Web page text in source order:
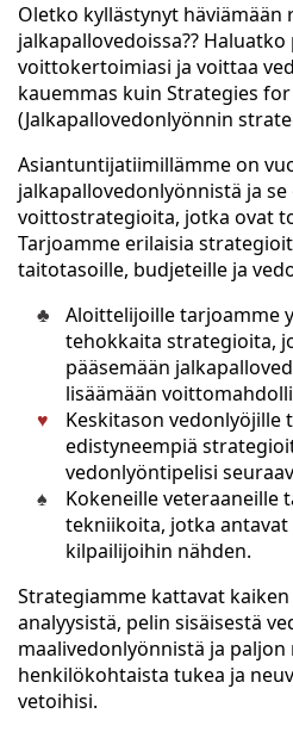
Oletko kyllästynyt häviämään
jalkapallovedoissa??
voittokertoimiasi ja voittaa
kauemmas kuin Strategies
(Jalkapallovedonlyönnin
Asiantuntijatiimillämme on
jalkapallovedonlyönnistä ja
voittostrategioita, jotka ovat
Tarjoamme erilaisia
taitotasoille, budjeteille ja
Aloittelijoille tarjoamme
tehokkaita strategioita,
pääsemään
lisäämään
Keskitason vedonlyöjille
edistyneempiä
vedonlyöntipelisi
Kokeneille veteraaneille
tekniikoita, jotka
kilpailijoihin nähden.
Strategiamme kattavat
analyysistä, pelin sisäisestä
maalivedonlyönnistä ja
henkilökohtaista tukea ja
vetoihisi.